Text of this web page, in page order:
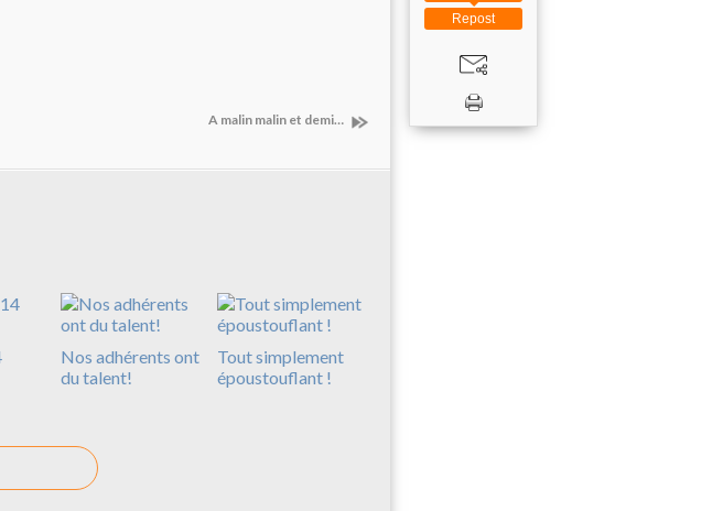
A malin malin et demi…
Nos adhérents ont
du talent!
Tout simplement
époustouflant !
Repost